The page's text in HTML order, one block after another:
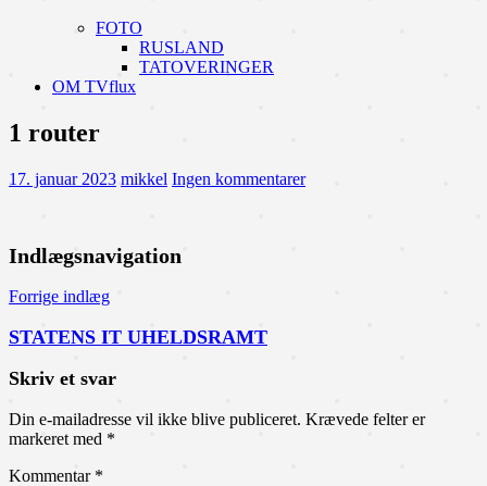
FOTO
RUSLAND
TATOVERINGER
OM TVflux
1 router
17. januar 2023 mikkel Ingen kommentarer
Indlægsnavigation
Forrige indlæg
STATENS IT UHELDSRAMT
Skriv et svar
Din e-mailadresse vil ikke blive publiceret. Krævede felter er
markeret med *
Kommentar *